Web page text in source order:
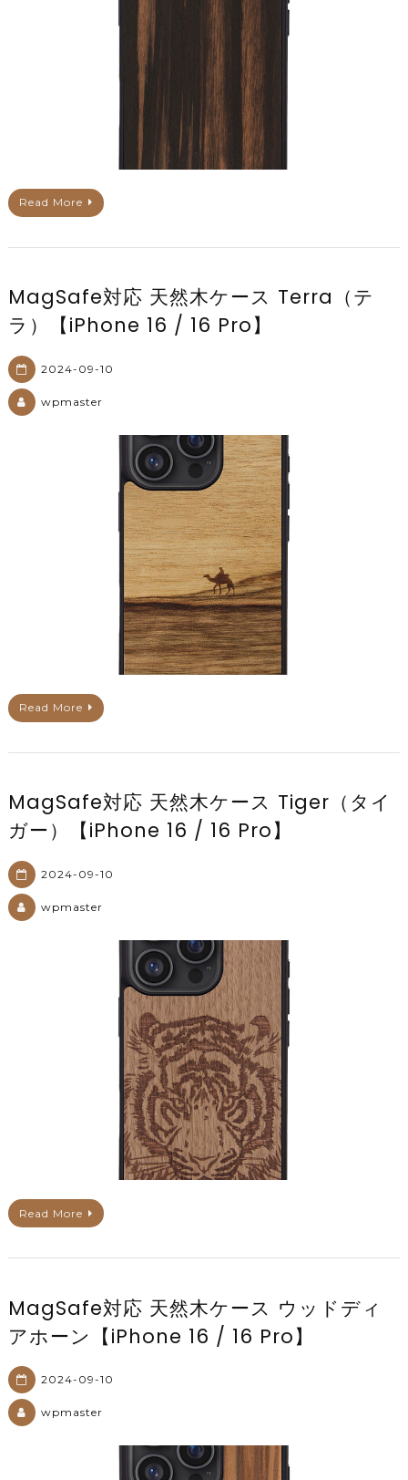
Read More
MagSafe対応 天然木ケース Terra（テ
ラ）【iPhone 16 / 16 Pro】
2024-09-10
wpmaster
Read More
MagSafe対応 天然木ケース Tiger（タイ
ガー）【iPhone 16 / 16 Pro】
2024-09-10
wpmaster
Read More
MagSafe対応 天然木ケース ウッドディ
アホーン【iPhone 16 / 16 Pro】
2024-09-10
wpmaster